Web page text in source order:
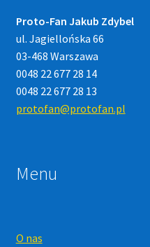
Proto-Fan Jakub Zdybel
ul. Jagiellońska 66
03-468 Warszawa
0048 22 677 28 14
0048 22 677 28 13
protofan@protofan.pl
Menu
O nas